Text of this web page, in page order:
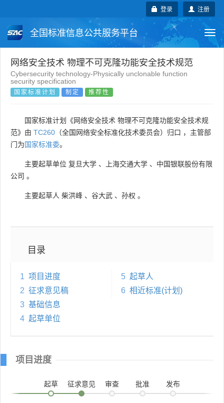
注册
登录
全国标准信息公共服务平台
国家标准 行业标准 地方标准
团体标准
网络安全技术 物理不可克隆功能安全技术规范
Cybersecurity technology-Physically unclonable function
security specification
国家标准计划 制定 推荐性
国家标准计划《网络安全技术 物理不可克隆功能安全技术规
范》由 TC260 （全国网络安全标准化技术委员会）归口 ，主管部
门为国家标准委。
主要起草单位 复旦大学 、 上海交通大学 、 中国银联股份有限
公司 。
主要起草人 柴洪峰 、 谷大武 、 孙权 。
目录
1 项目进度
2 征求意见稿
3 基础信息
4 起草单位
5 起草人
6 相近标准(计划)
项目进度
起草 征求意见 审查 批准 发布